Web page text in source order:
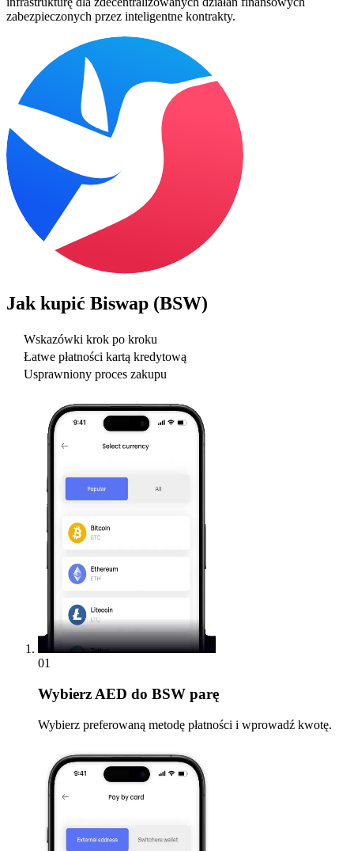
zabezpieczonych przez inteligentne kontrakty.
Jak kupić Biswap (BSW)
Wskazówki krok po kroku
Łatwe płatności kartą kredytową
Usprawniony proces zakupu
01
Wybierz AED do BSW parę
Wybierz preferowaną metodę płatności i wprowadź kwotę.